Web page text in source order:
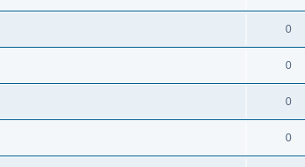
0
0
0
0